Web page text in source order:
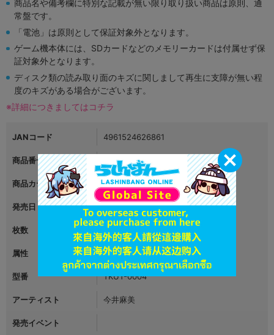
商品名や備考欄に特別な記載が無い限り取り扱い商品は原則、通
常盤です。
「電池」は原則として保証対象外となります。
ゲーム機本体には、SDカードなどのメモリーカードは付属せず保
証対象外となります。
ディスク類の読み取り面のキズに関しまして再生に支障が無い程
度のキズがある場合がございます。
※詳細につきましてはコチラ
JANコード 4961524626861
商品番号 L02591019
商品カテゴリ 映像・音楽
発売日 2013年01月10日
枚数
属性 BLCD・女性向け企画物
型番 TKUT-0004
アーティスト 今井麻美
発売イベント